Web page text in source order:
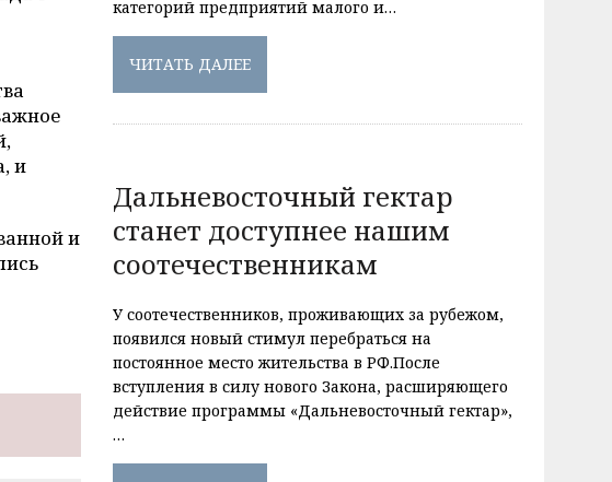
и
и
категорий предприятий малого и…
ЧИТАТЬ ДАЛЕЕ
Дальневосточный гектар
станет доступнее нашим
соотечественникам
У соотечественников, проживающих за рубежом,
появился новый стимул перебраться на
постоянное место жительства в РФ.После
вступления в силу нового Закона, расширяющего
действие программы «Дальневосточный гектар»,
…